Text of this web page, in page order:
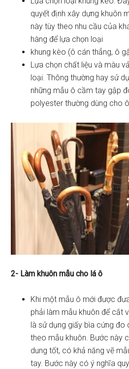
quyết định xây dựng khuôn
này tùy theo nhu cầu của
hàng để lựa chọn loại
khung kèo (ô cán thẳng, ô
Lựa chọn chất liệu và màu
loại. Thông thường hay sử
những mẫu ô cầm tay gập
polyester thường dùng cho
2- Làm khuôn mẫu cho lá ô
Khi một mẫu ô mới được
phải làm mẫu khuôn để cắt
là sử dụng giấy bìa cứng
theo mẫu khuôn. Bước này
dung tốt, có khả năng vẽ
tay. Bước này có ý nghĩa